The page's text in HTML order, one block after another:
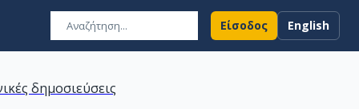
Είσοδος English
δημοσιεύσεις